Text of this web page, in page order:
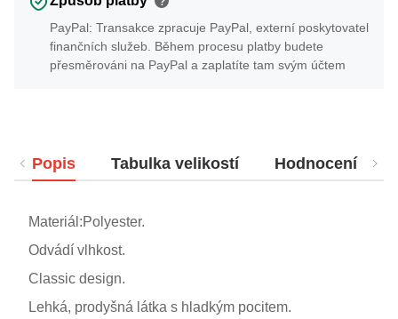
PayPal: Transakce zpracuje PayPal, externí poskytovatel
finančních služeb. Během procesu platby budete
přesměrováni na PayPal a zaplatíte tam svým účtem
Popis Tabulka velikostí Hodnocení
Materiál:Polyester.
Odvádí vlhkost.
Classic design.
Lehká, prodyšná látka s hladkým pocitem.